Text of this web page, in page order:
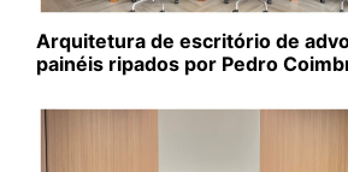
Arquitetura de escritório de
painéis ripados por Pedro